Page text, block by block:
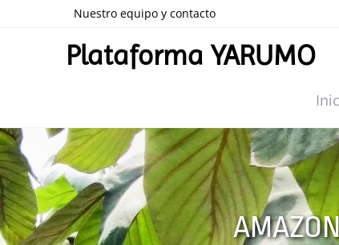
Nuestro equipo y contacto
Plataforma YARUMO